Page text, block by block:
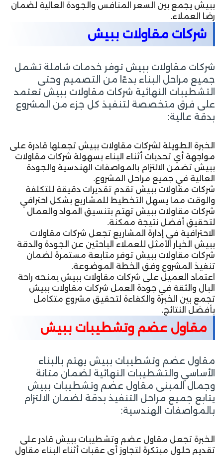
ببيش يجمع بين السعر المنافس والجودة العالية لضمان
رضا العملاء.
شركات مقاولات ببيش
شركات مقاولات ببيش توفر خدمات شاملة تشمل
جميع مراحل البناء بدءًا من التصميم وحتى
التشطيبات النهائية شركات مقاولات ببيش تعتمد
على فرق متخصصة لتنفيذ كل جزء من المشروع
بدقة عالية:
الخبرة الطويلة لشركات مقاولات ببيش تجعلها قادرة على
مواجهة أي تحديات أثناء البناء بسهولة شركات مقاولات
ببيش تضمن الالتزام بالمواصفات الهندسية والجودة
العالية في جميع مراحل المشروع.
شركات مقاولات ببيش تقدم تقديرات دقيقة للتكلفة
والوقت مما يسهل التخطيط للمشاريع بشكل احترافي
شركات مقاولات ببيش تهتم بتنسيق المواد والعمال
لتحقيق أفضل نتيجة ممكنة.
الاحترافية في إدارة المشاريع تجعل شركات مقاولات
ببيش الخيار الأمثل للعملاء الباحثين عن الجودة والدقة
شركات مقاولات ببيش توفر متابعة مستمرة لضمان
تنفيذ المشروع وفق الخطة الموضوعة.
اعتماد العميل على شركات مقاولات ببيش يمنحه راحة
البال والثقة في جودة العمل شركات مقاولات ببيش
تجمع بين الخبرة والكفاءة لتحقيق مشروع متكامل
بأفضل النتائج.
مقاول عضم وتشطيبات ببيش
مقاول عضم وتشطيبات ببيش يهتم بالبناء
الأساسي والتشطيبات النهائية لضمان متانة
وجمال المبنى مقاول عضم وتشطيبات ببيش
يتابع جميع مراحل التنفيذ بدقة لضمان الالتزام
بالمواصفات الهندسية:
الخبرة تجعل مقاول عضم وتشطيبات ببيش قادر على
تقديم حلول مبتكرة لتجاوز أي عقبات أثناء البناء مقاول